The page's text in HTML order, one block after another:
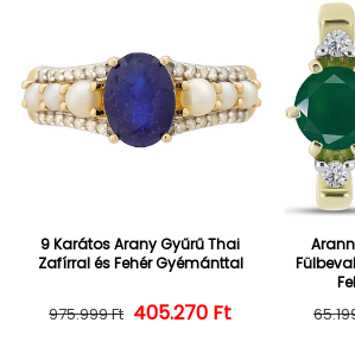
9 Karátos Arany Gyűrű Thai
Zafírral és Fehér Gyémánttal
Normál ár
975.999 Ft Kedvezményes ár
405.270 Ft